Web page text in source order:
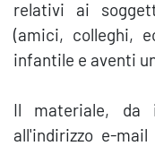
relativi ai
(amici, colleghi,
infantile e aventi
Il materiale, da
all'indirizzo e-mail